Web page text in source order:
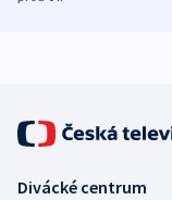
Divácké centrum